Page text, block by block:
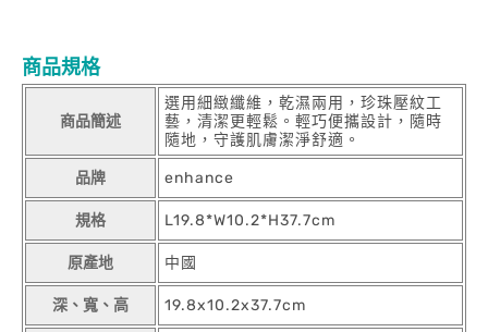
商品規格
商品簡述
選用細緻纖維，乾濕兩用，珍珠壓紋工
藝，清潔更輕鬆。輕巧便攜設計，隨時
隨地，守護肌膚潔淨舒適。
品牌 enhance
規格 L19.8*W10.2*H37.7cm
原產地 中國
深、寬、高 19.8x10.2x37.7cm